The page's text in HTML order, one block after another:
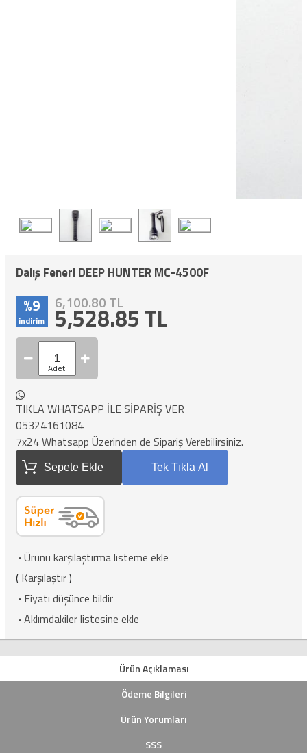
Dalış Feneri DEEP HUNTER MC-4500F
%9
indirim
6,100.80 TL
5,528.85 TL
TIKLA WHATSAPP İLE SİPARİŞ VER
05324161084
7x24 Whatsapp Üzerinden de Sipariş Verebilirsiniz.
Sepete Ekle Tek Tıkla Al
·Ürünü karşılaştırma listeme ekle
( Karşılaştır)
· Fiyatı düşünce bildir
·Aklımdakiler listesine ekle
Ürün Açıklaması
Ödeme Bilgileri
Ürün Yorumları
SSS